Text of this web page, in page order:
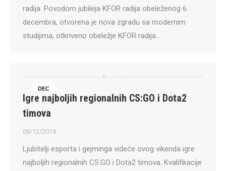
radija. Povodom jubileja KFOR radija obeleženog 6.
decembra, otvorena je nova zgradu sa modernim
studijima, otkriveno obeležje KFOR radija…
DEC
8
Igre najboljih regionalnih CS:GO i Dota2
timova
08/12/2019
Ljubitelji esporta i gejminga videće ovog vikenda igre
najboljih regionalnih CS:GO i Dota2 timova. Kvalifikacije